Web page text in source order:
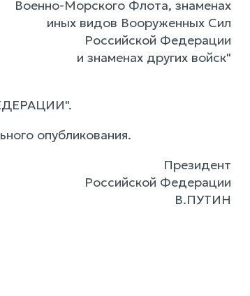
Военно-Морского Флота, знаменах
иных видов Вооруженных Сил
Российской Федерации
и знаменах других войск"
опубликования.
Президент
Российской Федерации
В.ПУТИН